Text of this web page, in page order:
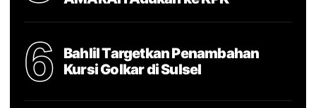
6
Bahlil Targetkan Penambahan
Kursi Golkar di Sulsel